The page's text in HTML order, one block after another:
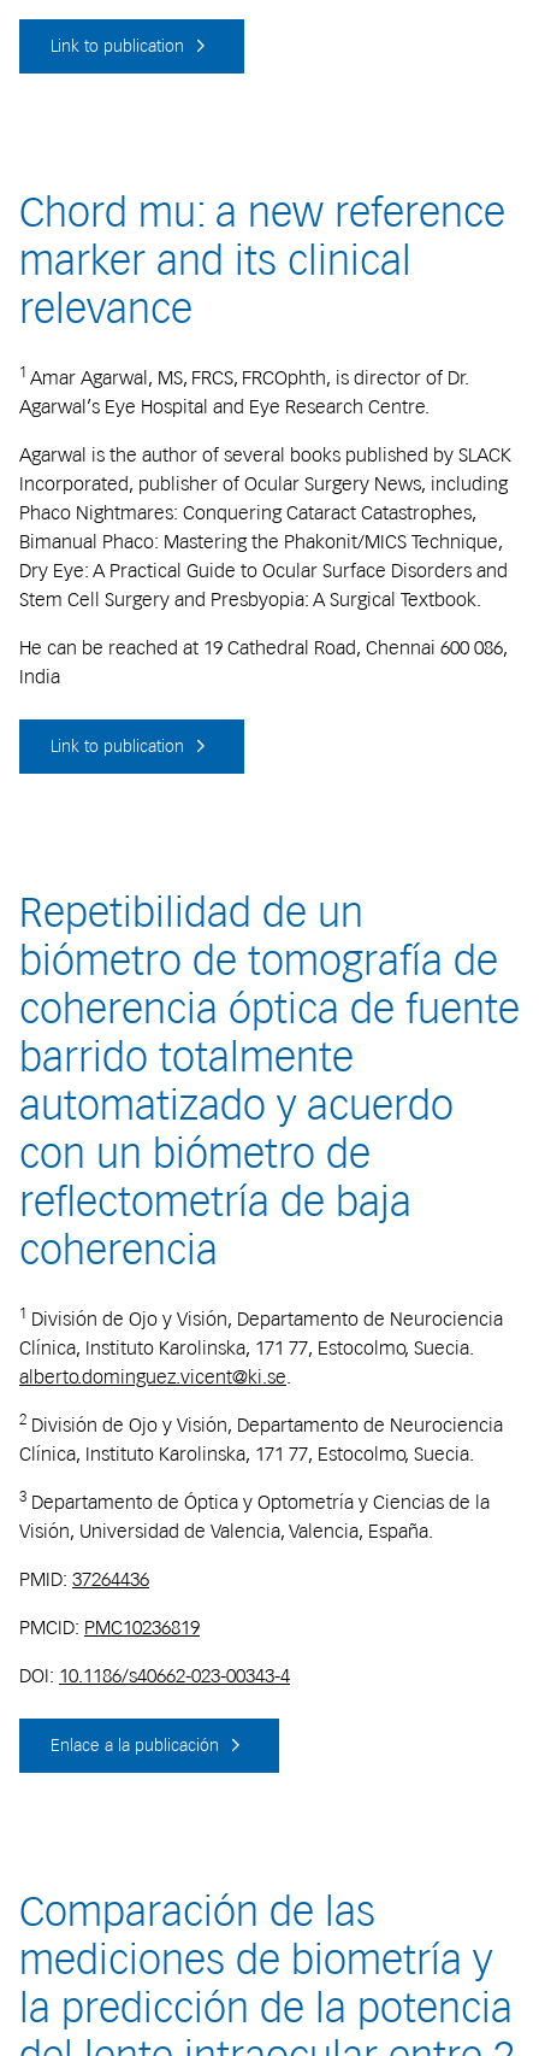
Link to publication
Chord mu: a new reference
marker and its clinical
relevance
1 Amar Agarwal, MS, FRCS, FRCOphth, is director of Dr.
Agarwal’s Eye Hospital and Eye Research Centre.
Agarwal is the author of several books published by SLACK
Incorporated, publisher of Ocular Surgery News, including
Phaco Nightmares: Conquering Cataract Catastrophes,
Bimanual Phaco: Mastering the Phakonit/MICS Technique,
Dry Eye: A Practical Guide to Ocular Surface Disorders and
Stem Cell Surgery and Presbyopia: A Surgical Textbook.
He can be reached at 19 Cathedral Road, Chennai 600 086,
India
Link to publication
Repetibilidad de un
biómetro de tomografía de
coherencia óptica de fuente
barrido totalmente
automatizado y acuerdo
con un biómetro de
reflectometría de baja
coherencia
1 División de Ojo y Visión, Departamento de Neurociencia
Clínica, Instituto Karolinska, 171 77, Estocolmo, Suecia.
alberto.dominguez.vicent@ki.se
2 División de Ojo y Visión, Departamento de Neurociencia
Clínica, Instituto Karolinska, 171 77, Estocolmo, Suecia.
3 Departamento de Óptica y Optometría y Ciencias de la
Visión, Universidad de Valencia, Valencia, España.
PMID: 37264436
PMCID: PMC10236819
DOI: 10.1186/s40662-023-00343-4
Enlace a la publicación
Comparación de las
mediciones de biometría y
la predicción de la potencia